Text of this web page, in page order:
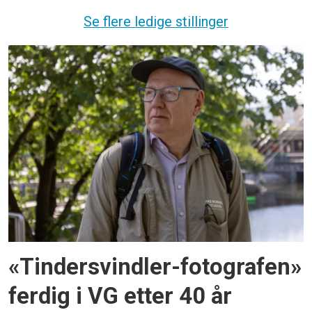
Se flere ledige stillinger
«Tindersvindler-fotografen»
ferdig i VG etter 40 år